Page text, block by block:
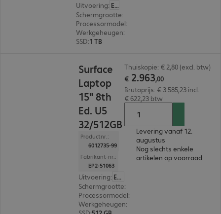
Uitvoering: Europa
Schermgrootte:
Processormodel:
Werkgeheugen:
SSD:1 TB
Surface
Laptop
15" 8th
Ed. U5
32/512GB
Productnr.:
6012735-99
Fabrikant-nr.:
EP2-51063
Uitvoering: Europa
Schermgrootte:
Processormodel:
Werkgeheugen:
Thuiskopie: € 2,80 (excl. btw)
€ 2.963,00
Brutoprijs: € 3.585,23 incl.
€ 622,23 btw
Levering vanaf 12.
augustus
Nog slechts enkele
artikelen op voorraad.